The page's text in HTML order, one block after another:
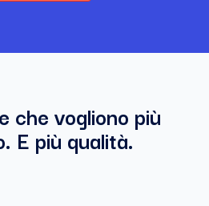
che vogliono più
E più qualità.